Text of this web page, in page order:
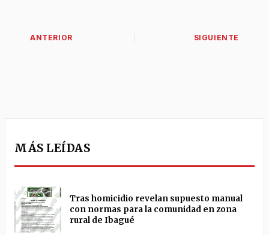
MÁS LEÍDAS
Tras homicidio revelan supuesto manual
con normas para la comunidad en zona
rural de Ibagué